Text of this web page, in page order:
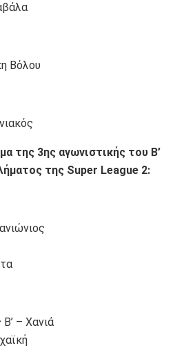
Βόλου
της 3ης αγωνιστικής του Β’
της Super League 2:
– Χανιά